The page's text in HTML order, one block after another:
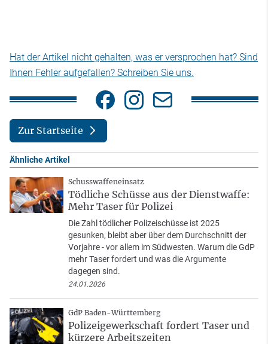
Hat der Artikel nicht gehalten, was er versprochen hat? Sind
Ihnen Fehler aufgefallen? Schreiben Sie uns.
Zur Startseite
Ähnliche Artikel
Schusswaffeneinsatz
Tödliche Schüsse aus der Dienstwaffe:
Mehr Taser für Polizei
Die Zahl tödlicher Polizeischüsse ist 2025
gesunken, bleibt aber über dem Durchschnitt der
Vorjahre - vor allem im Südwesten. Warum die GdP
mehr Taser fordert und was die Argumente
dagegen sind.
24.01.2026
GdP Baden-Württemberg
Polizeigewerkschaft fordert Taser und
kürzere Arbeitszeiten